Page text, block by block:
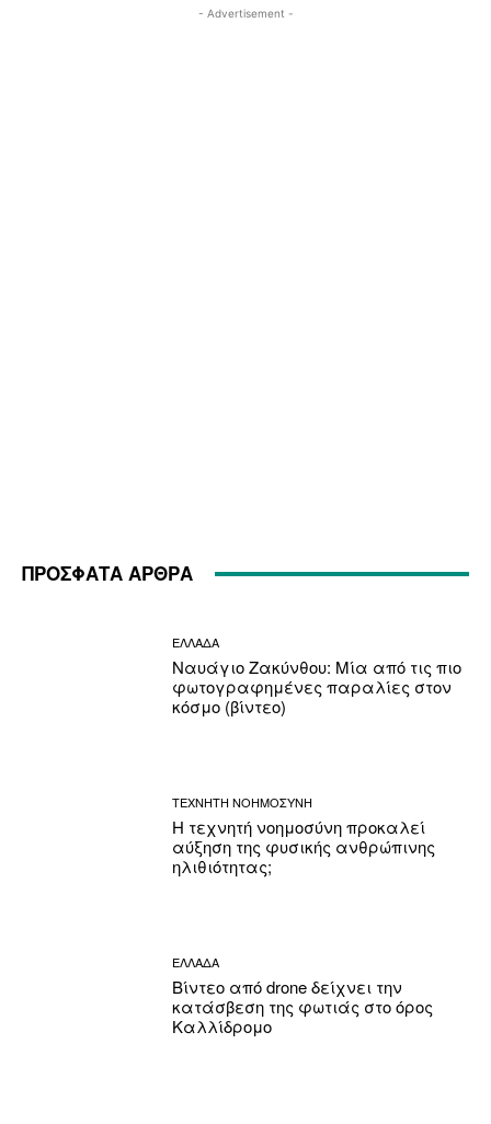
- Advertisement -
ΠΡΟΣΦΑΤΑ ΑΡΘΡΑ
ΕΛΛΑΔΑ
Ναυάγιο Ζακύνθου: Μία από τις πιο
φωτογραφημένες παραλίες στον
κόσμο (βίντεο)
ΤΕΧΝΗΤΗ ΝΟΗΜΟΣΥΝΗ
Η τεχνητή νοημοσύνη προκαλεί
αύξηση της φυσικής ανθρώπινης
ηλιθιότητας;
ΕΛΛΑΔΑ
Βίντεο από drone δείχνει την
κατάσβεση της φωτιάς στο όρος
Καλλίδρομο